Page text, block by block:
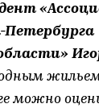
можно